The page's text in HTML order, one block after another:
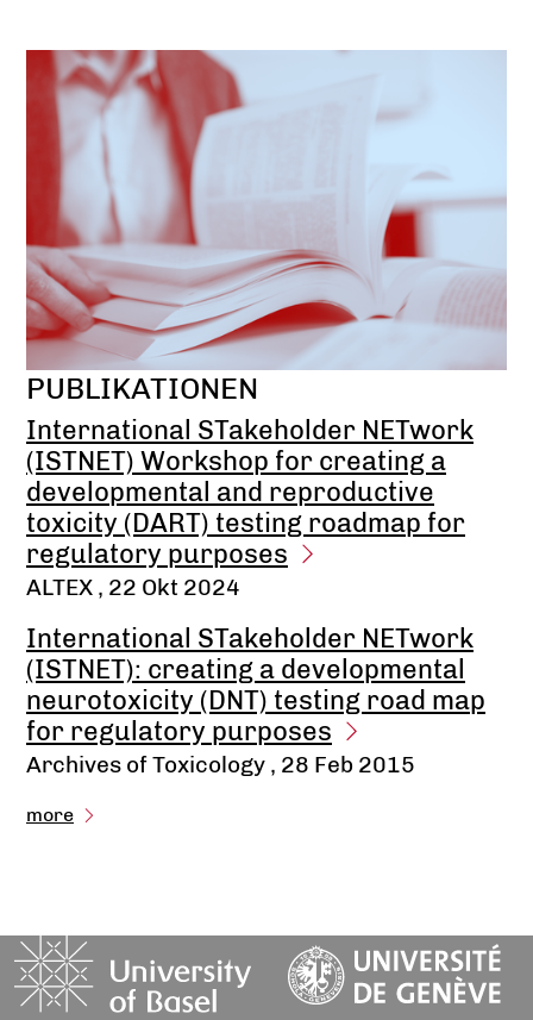
PUBLIKATIONEN
International STakeholder NETwork
(ISTNET) Workshop for creating a
developmental and reproductive
toxicity (DART) testing roadmap for
regulatory purposes
ALTEX , 22 Okt 2024
International STakeholder NETwork
(ISTNET): creating a developmental
neurotoxicity (DNT) testing road map
for regulatory purposes
Archives of Toxicology , 28 Feb 2015
more